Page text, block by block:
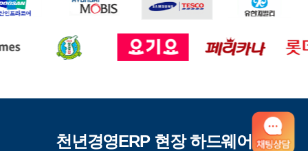
천년경영ERP 현장 하드웨어